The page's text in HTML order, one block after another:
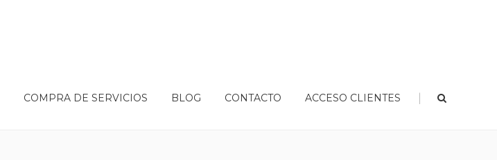
COMPRA DE SERVICIOS BLOG CONTACTO ACCESO CLIENTES |